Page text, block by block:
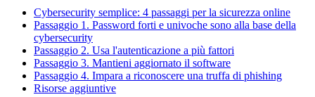
Cybersecurity semplice: 4 passaggi per la sicurezza online
Passaggio 1. Password forti e univoche sono alla base della
cybersecurity
Passaggio 2. Usa l'autenticazione a più fattori
Passaggio 3. Mantieni aggiornato il software
Passaggio 4. Impara a riconoscere una truffa di phishing
Risorse aggiuntive